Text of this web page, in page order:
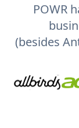
POWR
(besides